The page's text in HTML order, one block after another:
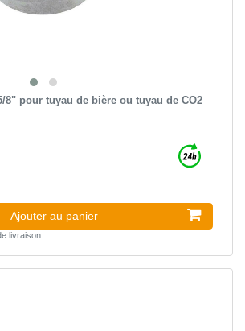
8" pour tuyau de bière ou tuyau de CO2
Ajouter au panier
livraison